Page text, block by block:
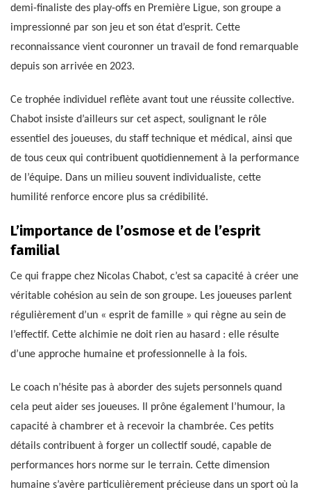
demi-finaliste des play-offs en Première Ligue, son groupe a
impressionné par son jeu et son état d’esprit. Cette
reconnaissance vient couronner un travail de fond remarquable
depuis son arrivée en 2023.
Ce trophée individuel reflète avant tout une réussite collective.
Chabot insiste d’ailleurs sur cet aspect, soulignant le rôle
essentiel des joueuses, du staff technique et médical, ainsi que
de tous ceux qui contribuent quotidiennement à la performance
de l’équipe. Dans un milieu souvent individualiste, cette
humilité renforce encore plus sa crédibilité.
L’importance de l’osmose et de l’esprit
familial
Ce qui frappe chez Nicolas Chabot, c’est sa capacité à créer une
véritable cohésion au sein de son groupe. Les joueuses parlent
régulièrement d’un « esprit de famille » qui règne au sein de
l’effectif. Cette alchimie ne doit rien au hasard : elle résulte
d’une approche humaine et professionnelle à la fois.
Le coach n’hésite pas à aborder des sujets personnels quand
cela peut aider ses joueuses. Il prône également l’humour, la
capacité à chambrer et à recevoir la chambrée. Ces petits
détails contribuent à forger un collectif soudé, capable de
performances hors norme sur le terrain. Cette dimension
humaine s’avère particulièrement précieuse dans un sport où la